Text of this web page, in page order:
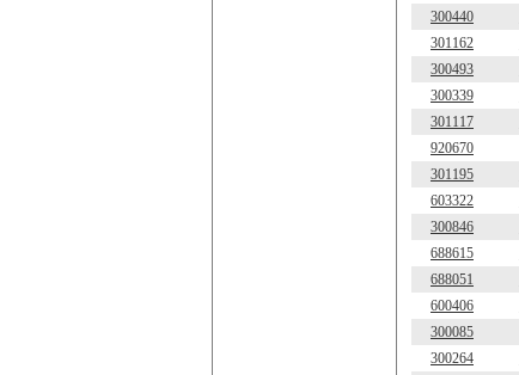
300440
301162
300493
300339
301117
920670
301195
603322
300846
688615
688051
600406
300085
300264